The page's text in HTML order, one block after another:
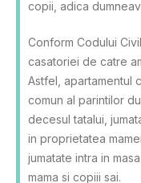
copii, adica
Conform Codului
casatoriei de catre
Astfel, apartamentul
comun al parintilor
decesul tatalui,
in proprietatea
jumatate intra in
mama si copiii sai.